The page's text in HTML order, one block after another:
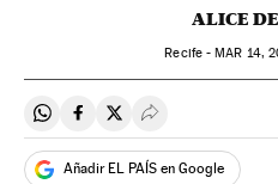
ALICE
Recife -MAR 14,
Compartir en Whatsapp
Compartir en Facebook
Compartir en Twitter
Desplegar
Añadir EL PAÍS en Google